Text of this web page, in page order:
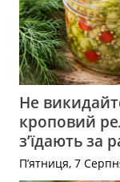
Не
кроповий
з’їдають за
П’ятниця, 7